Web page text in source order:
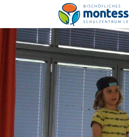
Montessori-